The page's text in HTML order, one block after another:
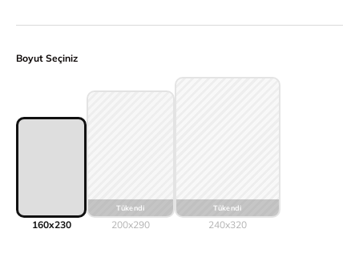
Boyut Seçiniz
160x230 200x290 240x320